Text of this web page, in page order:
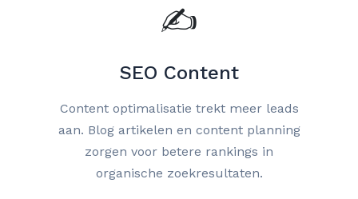
✍️
SEO Content
Content optimalisatie trekt meer leads
aan. Blog artikelen en content planning
zorgen voor betere rankings in
organische zoekresultaten.